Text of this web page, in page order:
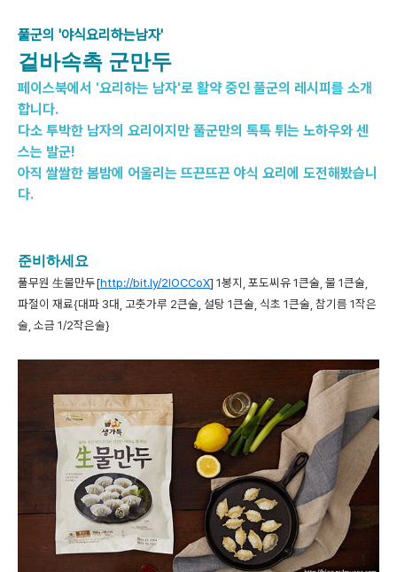
풀군의 '야식요리하는남자'
겉바속촉 군만두
페이스북에서 '요리하는 남자'로 활약 중인 풀군의 레시피를 소개
합니다.
다소 투박한 남자의 요리이지만 풀군만의 톡톡 튀는 노하우와 센
스는 발군!
아직 쌀쌀한 봄밤에 어울리는 뜨끈뜨끈 야식 요리에 도전해봤습니
다.
준비하세요
풀무원 生물만두[http://bit.ly/2IOCCoX] 1봉지, 포도씨유 1큰술, 물 1큰술,
파절이 재료{대파 3대, 고춧가루 2큰술, 설탕 1큰술, 식초 1큰술, 참기름 1작은
술, 소금 1/2작은술}